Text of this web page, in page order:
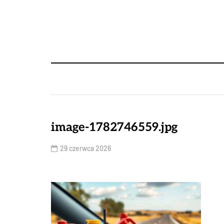
image-1782746559.jpg
29 czerwca 2026